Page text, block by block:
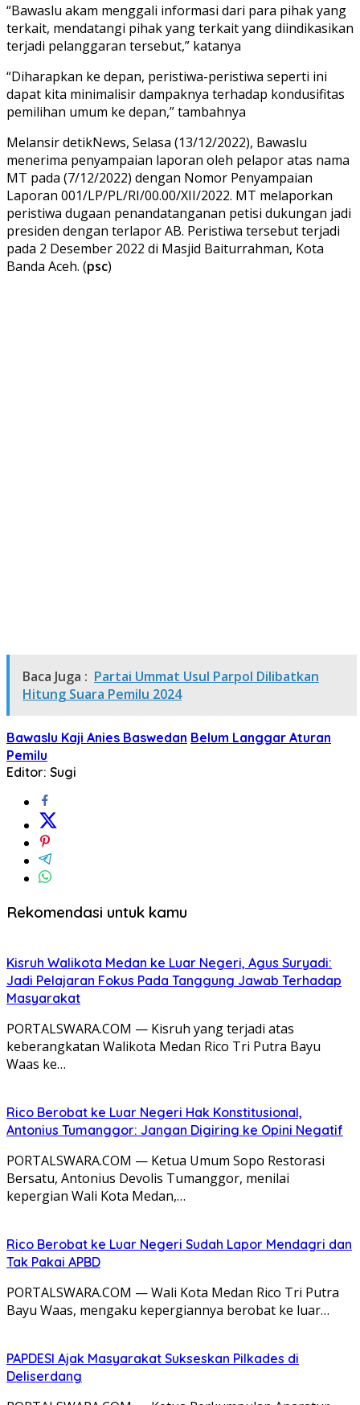
“Bawaslu akam menggali informasi dari para pihak yang
terkait, mendatangi pihak yang terkait yang diindikasikan
terjadi pelanggaran tersebut,” katanya
“Diharapkan ke depan, peristiwa-peristiwa seperti ini
dapat kita minimalisir dampaknya terhadap kondusifitas
pemilihan umum ke depan,” tambahnya
Melansir detikNews, Selasa (13/12/2022), Bawaslu
menerima penyampaian laporan oleh pelapor atas nama
MT pada (7/12/2022) dengan Nomor Penyampaian
Laporan 001/LP/PL/RI/00.00/XII/2022. MT melaporkan
peristiwa dugaan penandatanganan petisi dukungan jadi
presiden dengan terlapor AB. Peristiwa tersebut terjadi
pada 2 Desember 2022 di Masjid Baiturrahman, Kota
Banda Aceh. (psc)
Baca Juga : Partai Ummat Usul Parpol Dilibatkan
Hitung Suara Pemilu 2024
Bawaslu Kaji Anies Baswedan Belum Langgar Aturan
Pemilu
Editor: Sugi
Rekomendasi untuk kamu
Kisruh Walikota Medan ke Luar Negeri, Agus Suryadi:
Jadi Pelajaran Fokus Pada Tanggung Jawab Terhadap
Masyarakat
PORTALSWARA.COM — Kisruh yang terjadi atas
keberangkatan Walikota Medan Rico Tri Putra Bayu
Waas ke…
Rico Berobat ke Luar Negeri Hak Konstitusional,
Antonius Tumanggor: Jangan Digiring ke Opini Negatif
PORTALSWARA.COM — Ketua Umum Sopo Restorasi
Bersatu, Antonius Devolis Tumanggor, menilai
kepergian Wali Kota Medan,…
Rico Berobat ke Luar Negeri Sudah Lapor Mendagri dan
Tak Pakai APBD
PORTALSWARA.COM — Wali Kota Medan Rico Tri Putra
Bayu Waas, mengaku kepergiannya berobat ke luar…
PAPDESI Ajak Masyarakat Sukseskan Pilkades di
Deliserdang